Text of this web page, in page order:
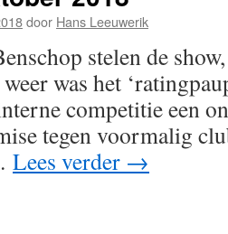
door Hans Leeuwerik
stelen de
was het
competitie een
tegen voormalig
Lees verder →